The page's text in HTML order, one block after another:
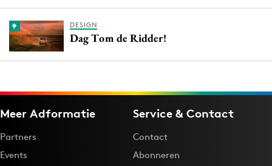
DESIGN
Dag Tom de Ridder!
Meer Adformatie
Partners
Events
Service & Contact
Contact
Abonneren